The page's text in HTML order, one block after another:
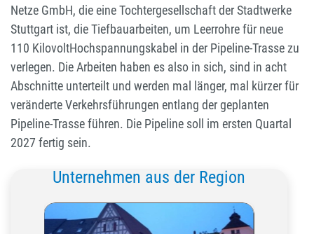
Netze GmbH, die eine Tochtergesellschaft der Stadtwerke
Stuttgart ist, die Tiefbauarbeiten, um Leerrohre für neue
110 KilovoltHochspannungskabel in der Pipeline-Trasse zu
verlegen. Die Arbeiten haben es also in sich, sind in acht
Abschnitte unterteilt und werden mal länger, mal kürzer für
veränderte Verkehrsführungen entlang der geplanten
Pipeline-Trasse führen. Die Pipeline soll im ersten Quartal
2027 fertig sein.
Unternehmen aus der Region